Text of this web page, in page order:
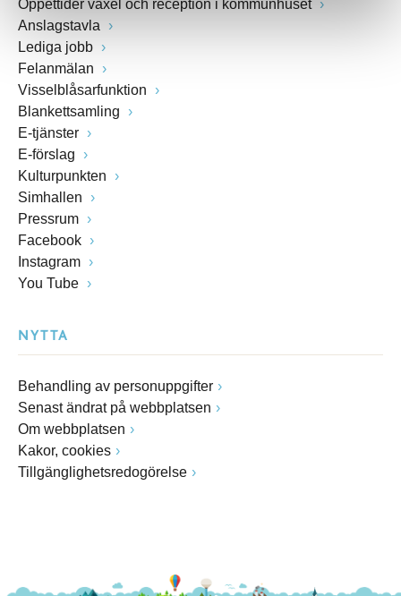
Öppettider växel och reception i kommunhuset
Anslagstavla
Lediga jobb
Felanmälan
Visselblåsarfunktion
Blankettsamling
E-tjänster
E-förslag
Kulturpunkten
Simhallen
Pressrum
Facebook
Instagram
You Tube
NYTTA
Behandling av personuppgifter
Senast ändrat på webbplatsen
Om webbplatsen
Kakor, cookies
Tillgänglighetsredogörelse